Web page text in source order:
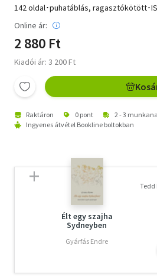
142 oldal･puhatáblás, ragasztókötött･
Online ár:
2 880 Ft
Kiadói ár: 3 200 Ft
Raktáron 0 pont
2 - 3
Ingyenes átvétel Bookline boltokban
Élt egy szajha
Sydneyben
Gyárfás Endre